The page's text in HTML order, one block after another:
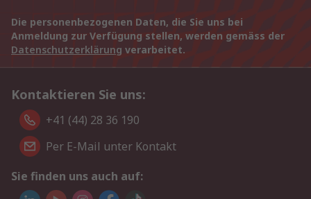
Die personenbezogenen Daten, die Sie uns bei
Anmeldung zur Verfügung stellen, werden gemäss der
Datenschutzerklärung verarbeitet.
Kontaktieren Sie uns:
+41 (44) 28 36 190
Per E-Mail unter Kontakt
Sie finden uns auch auf: